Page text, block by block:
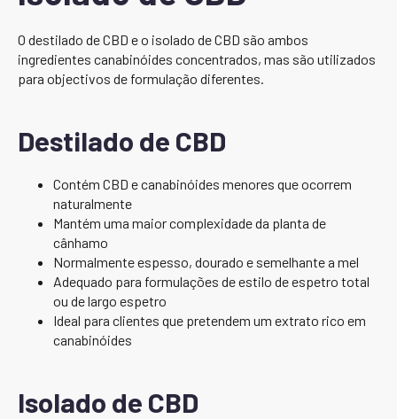
O destilado de CBD e o isolado de CBD são ambos
ingredientes canabinóides concentrados, mas são utilizados
para objectivos de formulação diferentes.
Destilado de CBD
Contém CBD e canabinóides menores que ocorrem
naturalmente
Mantém uma maior complexidade da planta de
cânhamo
Normalmente espesso, dourado e semelhante a mel
Adequado para formulações de estilo de espetro total
ou de largo espetro
Ideal para clientes que pretendem um extrato rico em
canabinóides
Isolado de CBD